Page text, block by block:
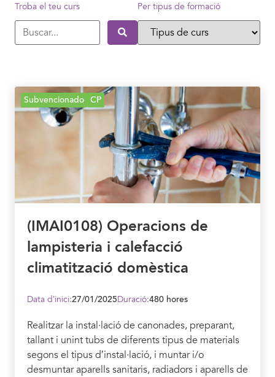
Troba el teu curs Per tipus de formació
Subvencionado CP
(IMAI0108) Operacions de
lampisteria i calefacció
climatització domèstica
Data d’inici:27/01/2025Duració:480 hores
Realitzar la instal·lació de canonades, preparant,
tallant i unint tubs de diferents tipus de materials
segons el tipus d’instal·lació, i muntar i/o
desmuntar aparells sanitaris, radiadors i aparells de